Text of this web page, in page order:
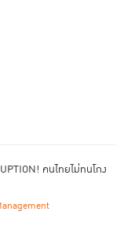
คนไทยไม่ทนโกง